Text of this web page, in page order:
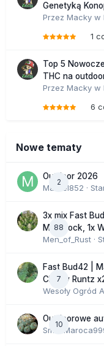
Genetyką
Przez Macky w
1
Top 5
THC na
Przez Macky w
6
Nowe tematy
2
Outdoor 2026
Marcel852 ·
88
3x mix Fast
Moonrock, 1x
Men_of_Rust ·
7
Fast Bud42 |
Cherry Runtz
Wesoły Ogród
10
Outdoorowe